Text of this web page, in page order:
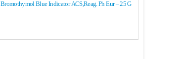
Bromothymol Blue Indicator ACS,Reag. Ph Eur – 25 G